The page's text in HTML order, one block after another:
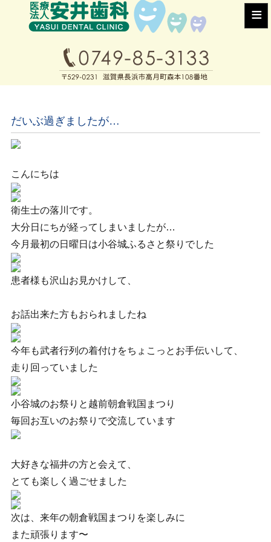
≡
だいぶ過ぎましたが…
こんにちは
衛生士の落川です。
大分日にちが経ってしまいましたが…
今月最初の日曜日は小谷城ふるさと祭りでした
患者様も沢山お見かけして、
お話出来た方もおられましたね
今年も武者行列の着付けをちょこっとお手伝いして、
走り回っていました
小谷城のお祭りと越前朝倉戦国まつり
毎回お互いのお祭りで交流しています
大好きな福井の方と会えて、
とても楽しく過ごせました
次は、来年の朝倉戦国まつりを楽しみに
また頑張ります〜